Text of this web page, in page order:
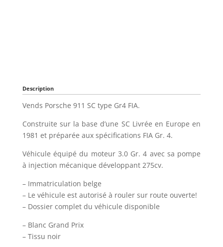
Description
Vends Porsche 911 SC type Gr4 FIA.
Construite sur la base d’une SC Livrée en Europe en
1981 et préparée aux spécifications FIA Gr. 4.
Véhicule équipé du moteur 3.0 Gr. 4 avec sa pompe
à injection mécanique développant 275cv.
– Immatriculation belge
– Le véhicule est autorisé à rouler sur route ouverte!
– Dossier complet du véhicule disponible
– Blanc Grand Prix
– Tissu noir